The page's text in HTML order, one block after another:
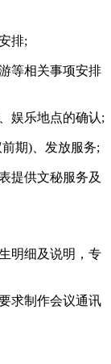
排;
等相关事项安排
娱乐地点的确认;
期)、发放服务;
提供文秘服务及
明细及说明，专
求制作会议通讯